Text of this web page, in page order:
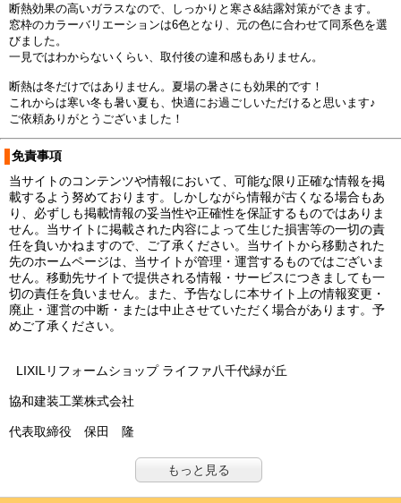
断熱効果の高いガラスなので、しっかりと寒さ&結露対策ができます。
窓枠のカラーバリエーションは6色となり、元の色に合わせて同系色を選
びました。
一見ではわからないくらい、取付後の違和感もありません。
断熱は冬だけではありません。夏場の暑さにも効果的です！
これからは寒い冬も暑い夏も、快適にお過ごしいただけると思います♪
ご依頼ありがとうございました！
免責事項
当サイトのコンテンツや情報において、可能な限り正確な情報を掲
載するよう努めております。しかしながら情報が古くなる場合もあ
り、必ずしも掲載情報の妥当性や正確性を保証するものではありま
せん。当サイトに掲載された内容によって生じた損害等の一切の責
任を負いかねますので、ご了承ください。当サイトから移動された
先のホームページは、当サイトが管理・運営するものではございま
せん。移動先サイトで提供される情報・サービスにつきましても一
切の責任を負いません。また、予告なしに本サイト上の情報変更・
廃止・運営の中断・または中止させていただく場合があります。予
めご了承ください。
LIXILリフォームショップ ライファ八千代緑が丘
協和建装工業株式会社
代表取締役 保田 隆
もっと見る